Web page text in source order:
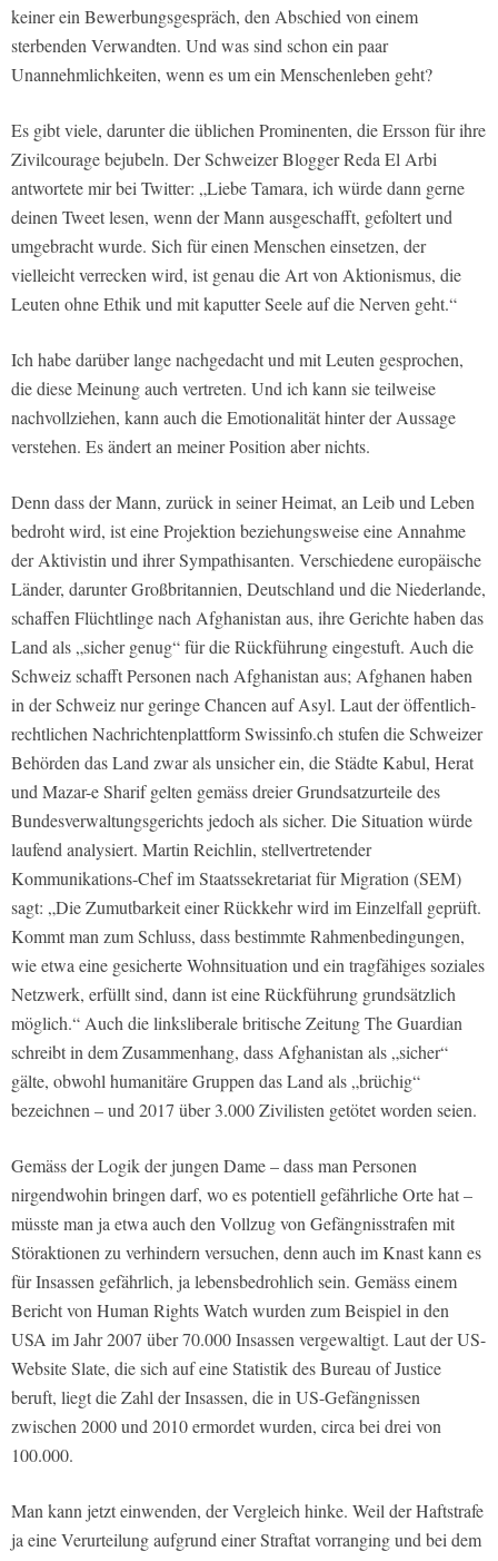
keiner ein Bewerbungsgespräch, den Abschied von einem
sterbenden Verwandten. Und was sind schon ein paar
Unannehmlichkeiten, wenn es um ein Menschenleben geht?
Es gibt viele, darunter die üblichen Prominenten, die Ersson für ihre
Zivilcourage bejubeln. Der Schweizer Blogger Reda El Arbi
antwortete mir bei Twitter: „Liebe Tamara, ich würde dann gerne
deinen Tweet lesen, wenn der Mann ausgeschafft, gefoltert und
umgebracht wurde. Sich für einen Menschen einsetzen, der
vielleicht verrecken wird, ist genau die Art von Aktionismus, die
Leuten ohne Ethik und mit kaputter Seele auf die Nerven geht.“
Ich habe darüber lange nachgedacht und mit Leuten gesprochen,
die diese Meinung auch vertreten. Und ich kann sie teilweise
nachvollziehen, kann auch die Emotionalität hinter der Aussage
verstehen. Es ändert an meiner Position aber nichts.
Denn dass der Mann, zurück in seiner Heimat, an Leib und Leben
bedroht wird, ist eine Projektion beziehungsweise eine Annahme
der Aktivistin und ihrer Sympathisanten. Verschiedene europäische
Länder, darunter Großbritannien, Deutschland und die Niederlande,
schaffen Flüchtlinge nach Afghanistan aus, ihre Gerichte haben das
Land als „sicher genug“ für die Rückführung eingestuft. Auch die
Schweiz schafft Personen nach Afghanistan aus; Afghanen haben
in der Schweiz nur geringe Chancen auf Asyl. Laut der öffentlich-
rechtlichen Nachrichtenplattform Swissinfo.ch stufen die Schweizer
Behörden das Land zwar als unsicher ein, die Städte Kabul, Herat
und Mazar-e Sharif gelten gemäss dreier Grundsatzurteile des
Bundesverwaltungsgerichts jedoch als sicher. Die Situation würde
laufend analysiert. Martin Reichlin, stellvertretender
Kommunikations-Chef im Staatssekretariat für Migration (SEM)
sagt: „Die Zumutbarkeit einer Rückkehr wird im Einzelfall geprüft.
Kommt man zum Schluss, dass bestimmte Rahmenbedingungen,
wie etwa eine gesicherte Wohnsituation und ein tragfähiges soziales
Netzwerk, erfüllt sind, dann ist eine Rückführung grundsätzlich
möglich.“ Auch die linksliberale britische Zeitung The Guardian
schreibt in dem Zusammenhang, dass Afghanistan als „sicher“
gälte, obwohl humanitäre Gruppen das Land als „brüchig“
bezeichnen – und 2017 über 3.000 Zivilisten getötet worden seien.
Gemäss der Logik der jungen Dame – dass man Personen
nirgendwohin bringen darf, wo es potentiell gefährliche Orte hat –
müsste man ja etwa auch den Vollzug von Gefängnisstrafen mit
Störaktionen zu verhindern versuchen, denn auch im Knast kann es
für Insassen gefährlich, ja lebensbedrohlich sein. Gemäss einem
Bericht von Human Rights Watch wurden zum Beispiel in den
USA im Jahr 2007 über 70.000 Insassen vergewaltigt. Laut der US-
Website Slate, die sich auf eine Statistik des Bureau of Justice
beruft, liegt die Zahl der Insassen, die in US-Gefängnissen
zwischen 2000 und 2010 ermordet wurden, circa bei drei von
100.000.
Man kann jetzt einwenden, der Vergleich hinke. Weil der Haftstrafe
ja eine Verurteilung aufgrund einer Straftat vorranging und bei dem